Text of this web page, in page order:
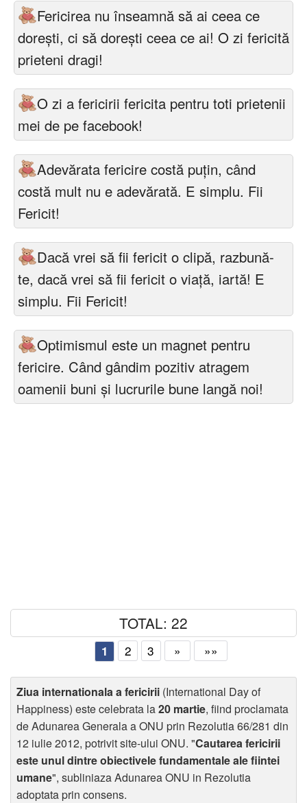
Fericirea nu înseamnă să ai ceea ce
dorești, ci să dorești ceea ce ai! O zi fericită
prieteni dragi!
O zi a fericirii fericita pentru toti prietenii
mei de pe facebook!
Adevărata fericire costă puţin, când
costă mult nu e adevărată. E simplu. Fii
Fericit!
Dacă vrei să fii fericit o clipă, razbună-
te, dacă vrei să fii fericit o viaţă, iartă! E
simplu. Fii Fericit!
Optimismul este un magnet pentru
fericire. Când gândim pozitiv atragem
oamenii buni și lucrurile bune langă noi!
TOTAL: 22
1 2 3 » »»
Ziua internationala a fericirii (International Day of
Happiness) este celebrata la20 martie, fiind proclamata
de Adunarea Generala a ONU prin Rezolutia 66/281 din
12 iulie 2012, potrivit site-ului ONU. "Cautarea fericirii
este unul dintre obiectivele fundamentale ale fiintei
umane", subliniaza Adunarea ONU in Rezolutia
adoptata prin consens.